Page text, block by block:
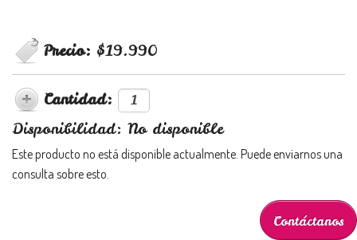
Precio: $19.990
Cantidad:
Disponibilidad: No disponible
Este producto no está disponible actualmente. Puede enviarnos una
consulta sobre esto.
Contáctanos